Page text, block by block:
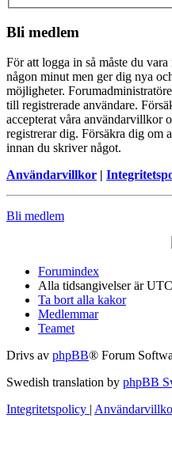
Bli medlem
För att logga in så måste du
någon minut men ger dig nya
möjligheter.
till registrerade användare.
accepterat våra användarvillkor
registrerar dig. Försäkra dig om
innan du skriver något.
Användarvillkor |
Bli medlem
Forumindex
Alla tidsangivelser är
Ta bort alla kakor
Medlemmar
Teamet
Drivs av phpBB® Forum
Swedish translation by phpBB
Integritetspolicy |